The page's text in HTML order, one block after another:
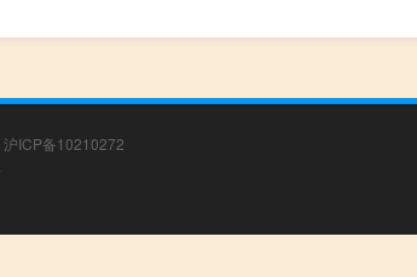
沪ICP备10210272